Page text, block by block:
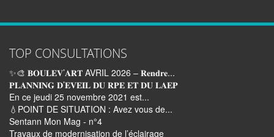
TOP CONSULTATIONS
✨🎨 𝐁𝐎𝐔𝐋𝐄𝐕’𝐀𝐑𝐓 AVRIL 2026 – 𝐑𝐞𝐧𝐝𝐫𝐞...
𝐏𝐋𝐀𝐍𝐍𝐈𝐍𝐆 𝐃’𝐄𝐕𝐄𝐈𝐋 𝐃𝐔 𝐑𝐏𝐄 𝐄𝐓 𝐃𝐔 𝐋𝐀𝐄𝐏
En ce jeudi 25 novembre 2021 est...
💧POINT DE SITUATION : Avez vous de...
Sentann Mon Mag - n°4
Travaux de modernisation de l’éclairage